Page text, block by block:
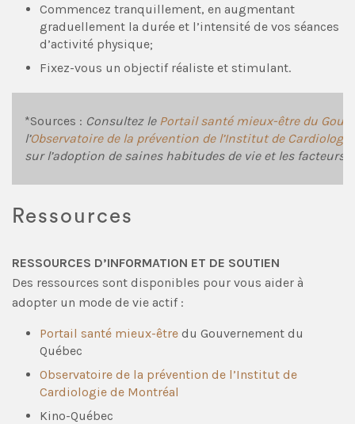
Commencez tranquillement, en augmentant
graduellement la durée et l’intensité de vos séances
d’activité physique;
Fixez-vous un objectif réaliste et stimulant.
*Sources : Consultez le Portail santé mieux-être du
l’Observatoire de la prévention de l’Institut de
sur l’adoption de saines habitudes de vie et les facteurs
Ressources
RESSOURCES D’INFORMATION ET DE SOUTIEN
Des ressources sont disponibles pour vous aider à
adopter un mode de vie actif :
Portail santé mieux-être du Gouvernement du
Québec
Observatoire de la prévention de l’Institut de
Cardiologie de Montréal
Kino-Québec